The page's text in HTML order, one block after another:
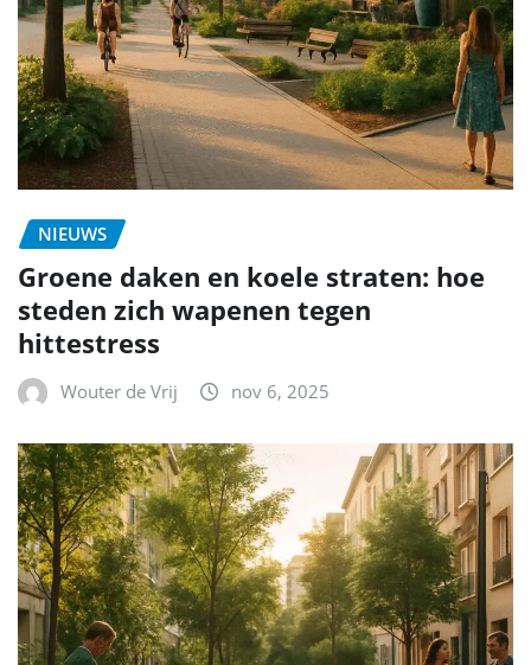
NIEUWS
Groene daken en koele straten: hoe
steden zich wapenen tegen
hittestress
Wouter de Vrij nov 6, 2025